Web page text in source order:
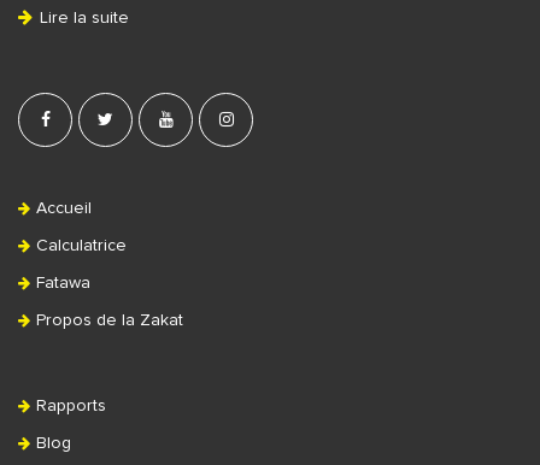
Lire la suite
Accueil
Calculatrice
Fatawa
Propos de la Zakat
Rapports
Blog